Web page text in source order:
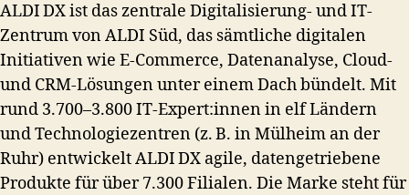
ALDI DX ist das zentrale Digitalisierung- und IT-
Zentrum von ALDI Süd, das sämtliche digitalen
Initiativen wie E‑Commerce, Datenanalyse, Cloud-
und CRM-Lösungen unter einem Dach bündelt. Mit
rund 3.700–3.800 IT‑Expert:innen in elf Ländern
und Technologiezentren (z. B. in Mülheim an der
Ruhr) entwickelt ALDI DX agile, datengetriebene
Produkte für über 7.300 Filialen. Die Marke steht für